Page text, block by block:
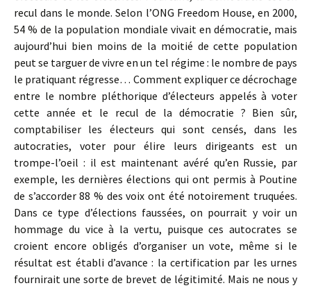
recul dans le monde. Selon l’ONG Freedom House, en 2000,
54 % de la population mondiale vivait en démocratie, mais
aujourd’hui bien moins de la moitié de cette population
peut se targuer de vivre en un tel régime : le nombre de pays
le pratiquant régresse… Comment expliquer ce décrochage
entre le nombre pléthorique d’électeurs appelés à voter
cette année et le recul de la démocratie ? Bien sûr,
comptabiliser les électeurs qui sont censés, dans les
autocraties, voter pour élire leurs dirigeants est un
trompe-l’oeil : il est maintenant avéré qu’en Russie, par
exemple, les dernières élections qui ont permis à Poutine
de s’accorder 88 % des voix ont été notoirement truquées.
Dans ce type d’élections faussées, on pourrait y voir un
hommage du vice à la vertu, puisque ces autocrates se
croient encore obligés d’organiser un vote, même si le
résultat est établi d’avance : la certification par les urnes
fournirait une sorte de brevet de légitimité. Mais ne nous y